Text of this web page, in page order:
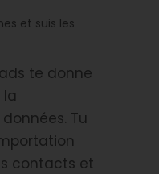
et suis les
te donne
Tu
contacts et